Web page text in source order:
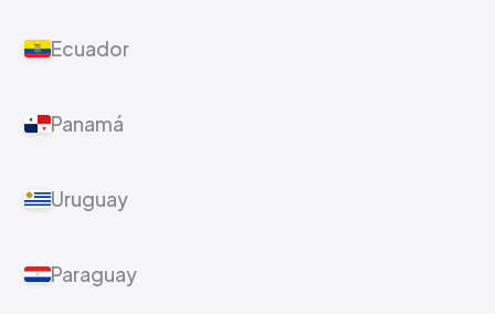
Ecuador
Panamá
Uruguay
Paraguay